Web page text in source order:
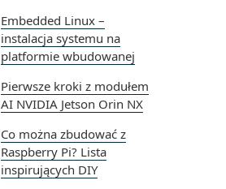
Embedded Linux –
instalacja systemu na
platformie wbudowanej
Pierwsze kroki z modułem
AI NVIDIA Jetson Orin NX
Co można zbudować z
Raspberry Pi? Lista
inspirujących DIY